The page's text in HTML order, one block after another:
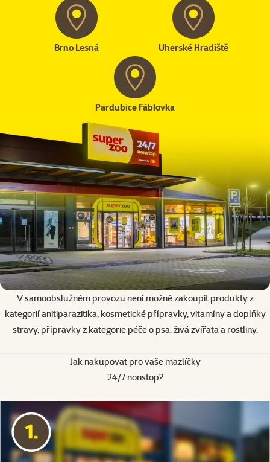
Brno Lesná Uherské Hradiště
Pardubice Fáblovka
V samoobslužném provozu není možné zakoupit produkty z
kategoriíanitiparazitika, kosmetické přípravky, vitamíny a doplňky
stravy, přípravky z kategorie péče o psa, živá zvířata a rostliny.
Jak nakupovat pro vaše mazlíčky
24/7 nonstop?